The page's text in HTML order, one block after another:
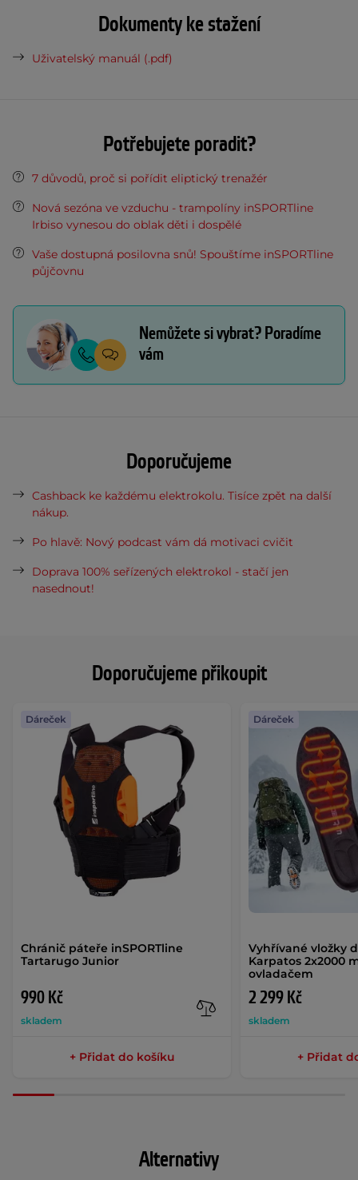
Doporučujeme přikoupit
Chránič páteře inSPORTline
Tartarugo Junior
990 Kč
skladem
Dáreček
+ Přidat do košíku
Vyhřívané vložky
Karpatos 2x2000
ovladačem
2 299 Kč
skladem
Dáreček
+ Přidat
Dokumenty ke stažení
Uživatelský manuál (.pdf)
Potřebujete poradit?
7 důvodů, proč si pořídit eliptický trenažér
Nová sezóna ve vzduchu - trampolíny inSPORTline
Irbiso vynesou do oblak děti i dospělé
Vaše dostupná posilovna snů! Spouštíme inSPORTline
půjčovnu
Nemůžete si vybrat? Poradíme
vám
Doporučujeme
Cashback ke každému elektrokolu. Tisíce zpět na další
nákup.
Po hlavě: Nový podcast vám dá motivaci cvičit
Doprava 100% seřízených elektrokol - stačí jen
nasednout!
Alternativy